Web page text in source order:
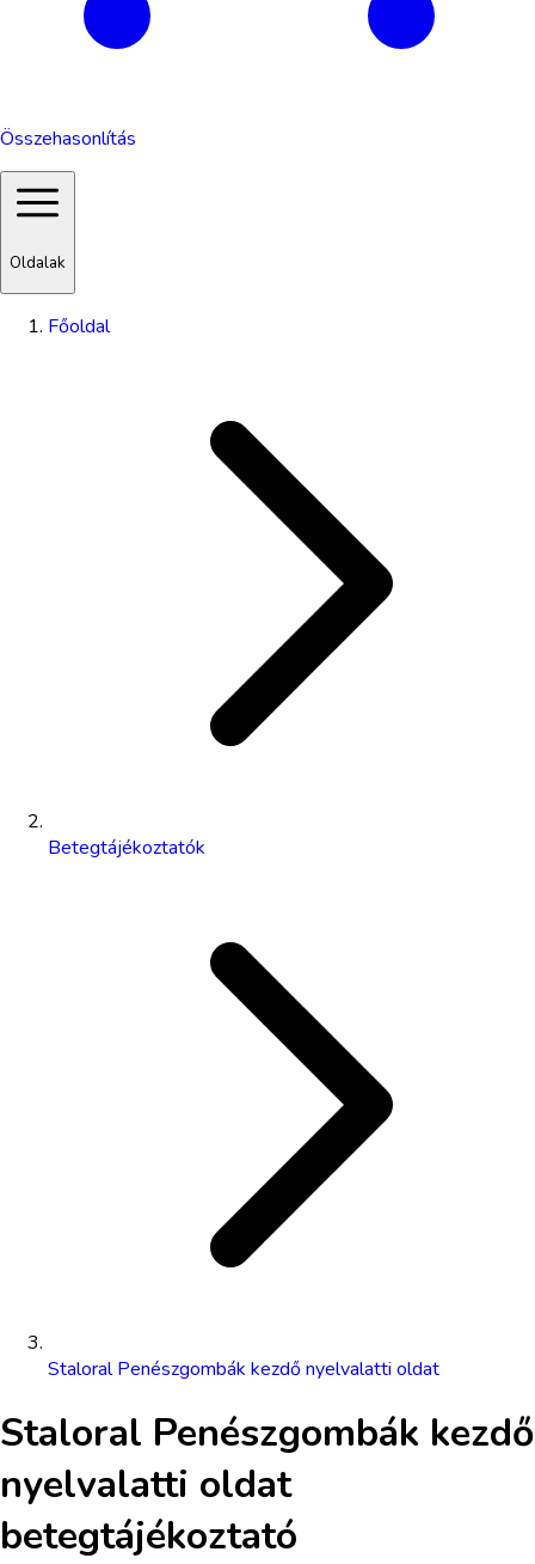
Összehasonlítás
Oldalak
Főoldal
Betegtájékoztatók
Staloral Penészgombák kezdő nyelvalatti oldat
Staloral Penészgombák kezdő
nyelvalatti oldat
betegtájékoztató